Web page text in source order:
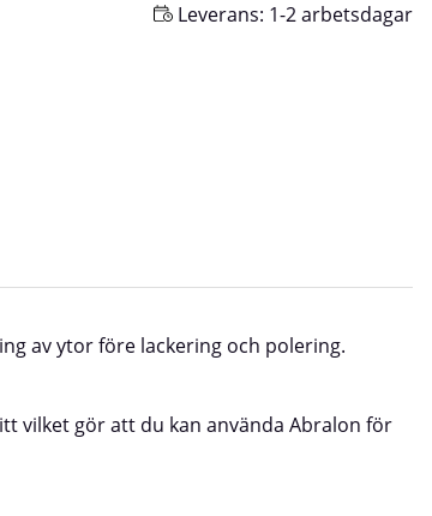
Leverans: 1-2 arbetsdagar
av ytor före lackering och polering.
vilket gör att du kan använda Abralon för